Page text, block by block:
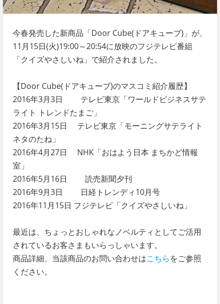
今春発売した新商品「Door Cube(ドアキューブ)」が、
11月15日(火)19:00～20:54に放映のフジテレビ番組
「クイズやさしいね」で紹介されました。
【Door Cube(ドアキューブ)のマスコミ紹介履歴】
2016年3月3日 テレビ東京「ワールドビジネスサテ
ライト トレンドたまご」
2016年3月15日 テレビ東京「モーニングサテライト
ネタのたね」
2016年4月27日 NHK「おはよう日本 まちかど情報
室」
2016年5月16日 読売新聞夕刊
2016年9月3日 日経トレンディ10月号
2016年11月15日 フジテレビ「クイズやさしいね」
最近は、ちょっとおしゃれなノベルティとしてご活用
されているお客さまもいらっしゃいます。
商品詳細、当該商品のお問い合わせはこちらをご参照
ください。